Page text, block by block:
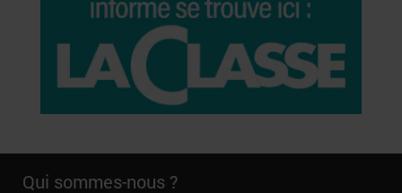
Qui sommes-nous ?